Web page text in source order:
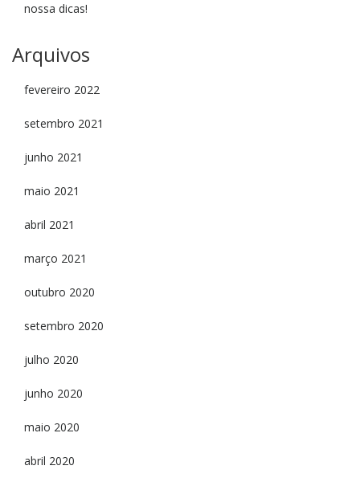
nossa dicas!
Arquivos
fevereiro 2022
setembro 2021
junho 2021
maio 2021
abril 2021
março 2021
outubro 2020
setembro 2020
julho 2020
junho 2020
maio 2020
abril 2020